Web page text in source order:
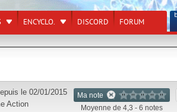
ENCYCLO. DISCORD FORUM
Ma note
Moyenne de 4,3 - 6 notes
le 02/01/2015
Action